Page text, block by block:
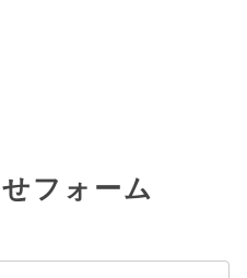
フォーム